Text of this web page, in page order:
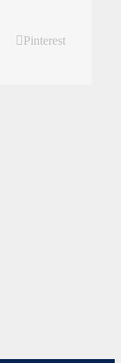
Pinterest